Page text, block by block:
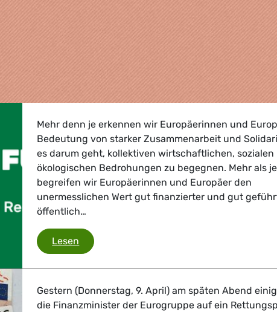
Mehr denn je erkennen wir Europäerinnen und
Bedeutung von starker Zusammenarbeit und
es darum geht, kollektiven wirtschaftlichen, sozialen
ökologischen Bedrohungen zu begegnen. Mehr als
begreifen wir Europäerinnen und Europäer den
unermesslichen Wert gut finanzierter und gut
öffentlich…
Lesen Zukunft sichern
Gestern (Donnerstag, 9. April) am späten Abend
die Finanzminister der Eurogruppe auf ein